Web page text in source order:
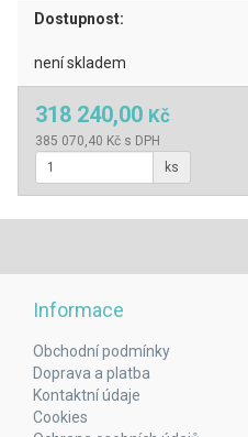
Dostupnost:
není skladem
318 240,00 Kč
385 070,40 Kč s DPH
ks
Informace
Obchodní podmínky
Doprava a platba
Kontaktní údaje
Cookies